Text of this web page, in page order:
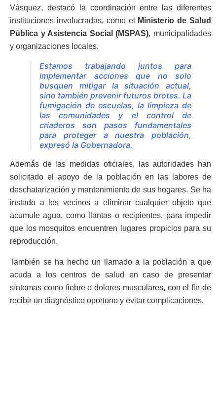
Vásquez, destacó la coordinación entre las diferentes
instituciones involucradas, como el
Ministerio de Salud
Pública y Asistencia Social (MSPAS), municipalidades
y organizaciones locales.
Estamos trabajando juntos para
implementar acciones que no solo
busquen mitigar la situación actual,
sino también prevenir futuros brotes. La
fumigación de escuelas, la limpieza de
las comunidades y el control de
criaderos son pasos fundamentales
para proteger a nuestra población,
expresó la Gobernadora.
Además de las medidas oficiales, las autoridades han
solicitado el apoyo de la población en las labores de
deschatarización y mantenimiento de sus hogares. Se ha
instado a los vecinos a eliminar cualquier objeto que
acumule agua, como llantas o recipientes, para impedir
que los mosquitos encuentren lugares propicios para su
reproducción.
También se ha hecho un llamado a la población a que
acuda a los centros de salud en caso de presentar
síntomas como fiebre o dolores musculares, con el fin de
recibir un diagnóstico oportuno y evitar complicaciones.